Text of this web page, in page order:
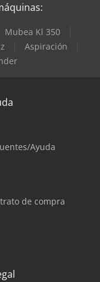
Mubea Kl 350
Aspiración
Ayuda
de compra